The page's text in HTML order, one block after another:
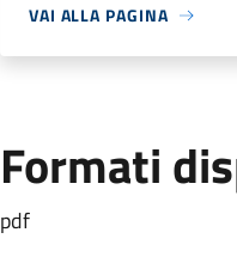
VAI ALLA PAGINA
Formati
pdf